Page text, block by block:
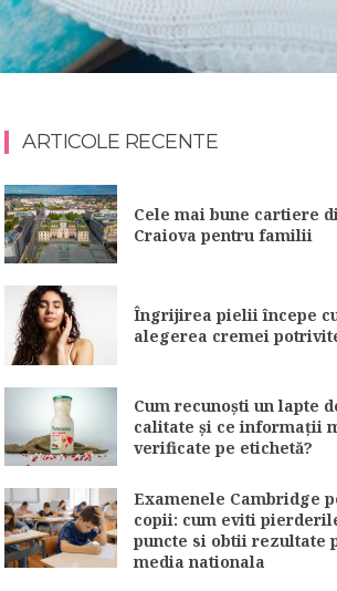
ARTICOLE RECENTE
Cele mai bune cartiere
Craiova pentru familii
Îngrijirea pielii începe
alegerea cremei
Cum recunoști un lapte
calitate și ce informații
verificate pe etichetă?
Examenele Cambridge
copii: cum eviti
puncte si obtii rezultate
media nationala